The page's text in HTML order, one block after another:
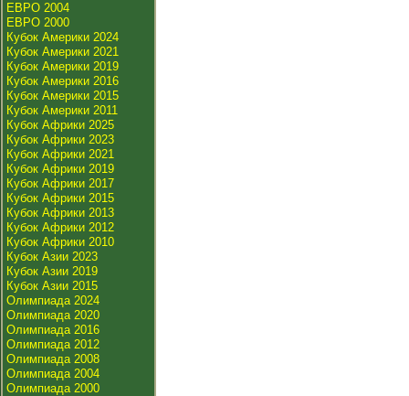
ЕВРО 2004
ЕВРО 2000
Кубок Америки 2024
Кубок Америки 2021
Кубок Америки 2019
Кубок Америки 2016
Кубок Америки 2015
Кубок Америки 2011
Кубок Африки 2025
Кубок Африки 2023
Кубок Африки 2021
Кубок Африки 2019
Кубок Африки 2017
Кубок Африки 2015
Кубок Африки 2013
Кубок Африки 2012
Кубок Африки 2010
Кубок Азии 2023
Кубок Азии 2019
Кубок Азии 2015
Олимпиада 2024
Олимпиада 2020
Олимпиада 2016
Олимпиада 2012
Олимпиада 2008
Олимпиада 2004
Олимпиада 2000